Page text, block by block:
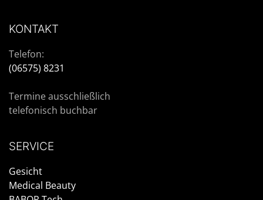
KONTAKT
Telefon:
(06575) 8231
Termine ausschließlich
telefonisch buchbar
SERVICE
Gesicht
Medical Beauty